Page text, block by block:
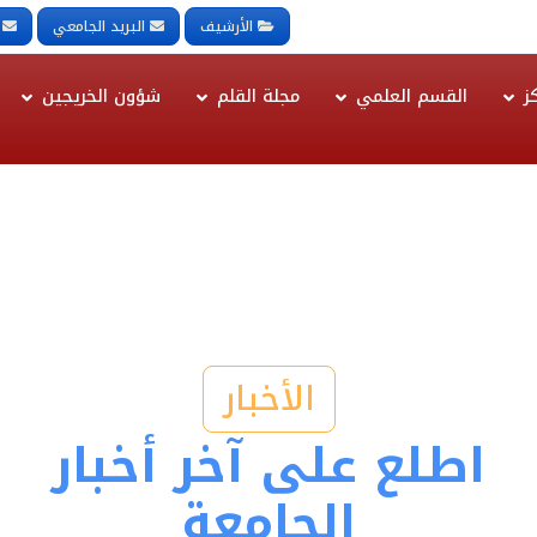
الأرشيف البريد الجامعي
القسم العلمي مجلة القلم شؤون الخريجين
الأخبار
اطلع على آخر أخبار